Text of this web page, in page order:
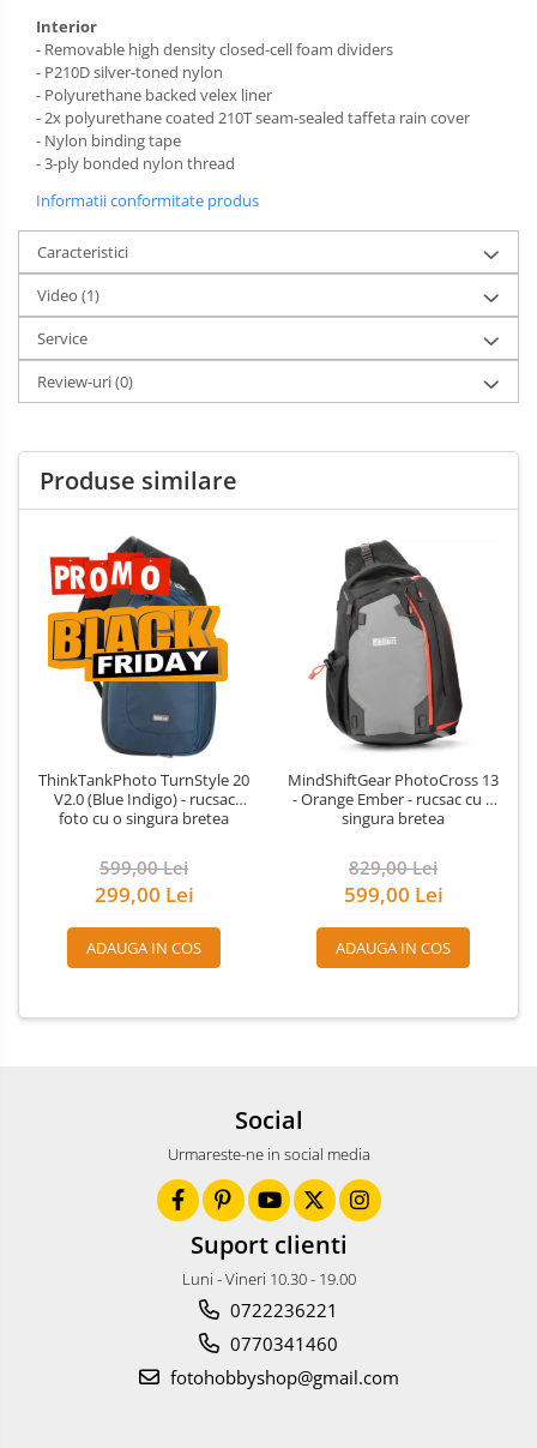
Huse de ploaie
Microfoane / Reportofoane
Nivela patina
Ocular
Transmitator de fisiere fara fir
Vizor
Accesorii diverse
Genti foto
Genti Holster TopLoader
Genti, Troller Video
Rucsacuri Foto
Tocuri si huse protectie aparate
Hamuri si Centuri foto
Curele Aparat - Umar
Genti Laptop si iPad
Hand Strap / Grip
Troller
Accesorii genti si trollere
Solid-State Drive (SSD)
Video / Camere si accesorii
Camere video profesionale
Camere Video Cinematice
Camere video de actiune
Accesorii camere video de actiune
Accesorii drone
Acumulatori camere video
Lampi video
Huse Protectie / Ploaie camere
Camere Video Cinematice
Camere Video Compacte
Interior
- Removable high density closed-cell foam dividers
- P210D silver-toned nylon
- Polyurethane backed velex liner
- 2x polyurethane coated 210T seam-sealed taffeta rain cover
- Nylon binding tape
- 3-ply bonded nylon thread
Informatii conformitate produs
Caracteristici
Video (1)
Service
Review-uri(0)
Produse similare
ThinkTankPhoto TurnStyle 20
V2.0 (Blue Indigo) - rucsac
foto cu o singura bretea
599,00 Lei
299,00 Lei
ADAUGA IN COS
MindShiftGear PhotoCross 13
- Orange Ember - rucsac cu o
singura bretea
829,00 Lei
599,00 Lei
ADAUGA IN COS
Social
Urmareste-ne in social media
Suport clienti
Luni - Vineri 10.30 - 19.00
0722236221
0770341460
fotohobbyshop@gmail.com